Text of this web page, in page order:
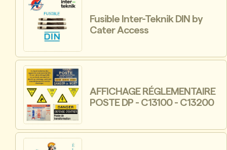
Fusible Inter-Teknik DIN by
Cater Access
AFFICHAGE RÉGLEMENTAIRE
POSTE DP - C13100 - C13200